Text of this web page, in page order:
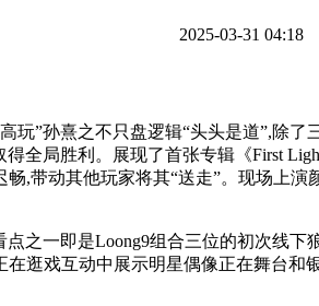
2025-03-31 04:18
孙熹之不只盘逻辑“头头是道”,除了
全局胜利。展现了首张专辑《First
,带动其他玩家将其“送走”。现场上
一即是Loong9组合三位的初次线下
逛戏互动中展示明星偶像正在舞台